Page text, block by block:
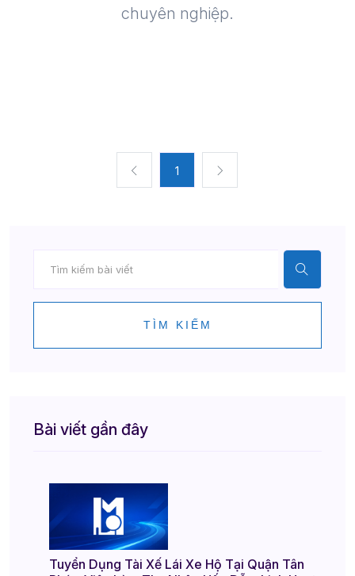
chuyên nghiệp.
1
TÌM KIẾM
Bài viết gần đây
Tuyển Dụng Tài Xế Lái Xe Hộ Tại Quận Tân